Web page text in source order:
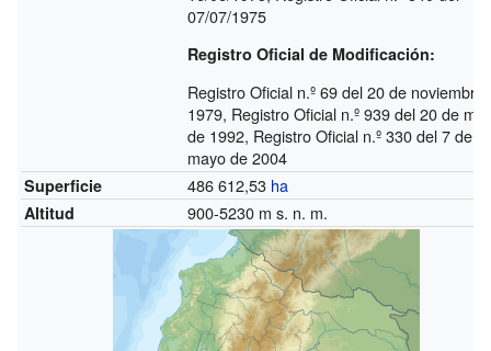
07/07/1975
Registro Oficial de Modificación:
Registro Oficial n.º 69 del 20 de noviembre
1979, Registro Oficial n.º 939 del 20 de
de 1992, Registro Oficial n.º 330 del 7 de
mayo de 2004
Superficie 486 612,53 ha
Altitud 900-5230 m s. n. m.